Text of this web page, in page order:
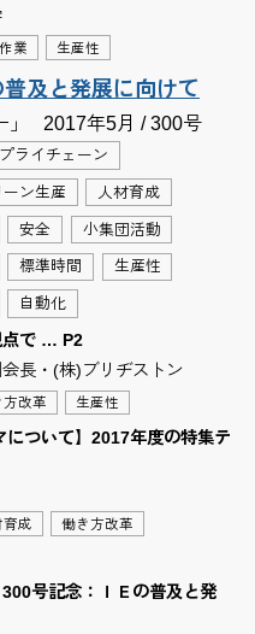
業 生産性
及と発展に向けて
2017年5月 / 300号
ライチェーン
ーン生産 人材育成
安全 小集団活動
標準時間 生産性
自動化
点で … P2
長・(株)ブリヂストン
方改革 生産性
について】2017年度の特集テ
育成 働き方改革
300号記念：ＩＥの普及と発